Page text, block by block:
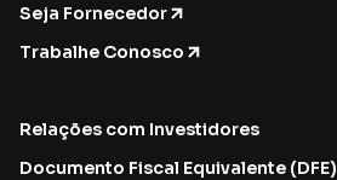
Seja Fornecedor
Trabalhe Conosco
Relações com Investidores
Documento Fiscal Equivalente (DFE)